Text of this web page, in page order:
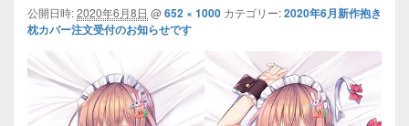
ビ
ー
シ
ョ
ン
公開日時:2020年6月8日 @652 × 1000 カテゴリー:2020年6月新作抱き
枕カバー注文受付のお知らせです